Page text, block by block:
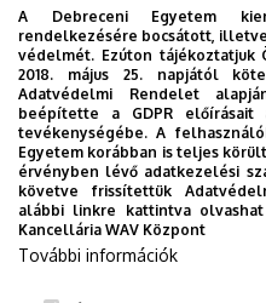
A nyilvános vitára a
A védés
helye: Történelmi Intézet
316.
Értekezés,
A Debreceni Egyetem
rendelkezésére bocsátott,
védelmét. Ezúton tájékoztatjuk
2018. május 25. napjától
Adatvédelmi Rendelet
beépítette a GDPR előírásait
tevékenységébe. A
Egyetem korábban is teljes
érvényben lévő adatkezelési
követve frissítettük
alábbi linkre kattintva
Kancellária WAV Központ
További információk